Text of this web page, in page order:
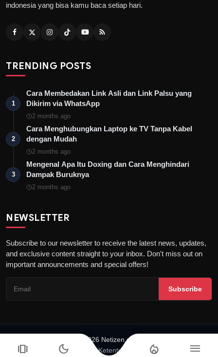
indonesia yang bisa kamu baca setiap hari.
TRENDING POSTS
1
Cara Membedakan Link Asli dan Link Palsu yang
Dikirim via WhatsApp
2 months ago
2
Cara Menghubungkan Laptop ke TV Tanpa Kabel
dengan Mudah
2 months ago
3
Mengenal Apa Itu Doxing dan Cara Menghindari
Dampak Buruknya
2 months ago
NEWSLETTER
Subscribe to our newsletter to receive the latest news, updates,
and exclusive content straight to your inbox. Don't miss out on
important announcements and special offers!
Subscribe
© 2026 Netizen.or.id
Tentang Netizen
Syarat & Ketentuan
Pedoman Media Siber
amp_stories dark_mode local_fire_department menu